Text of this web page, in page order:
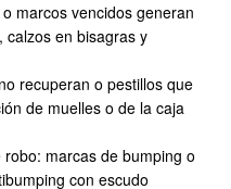
marcos vencidos generan
calzos en bisagras y
recuperan o pestillos que
de muelles o de la caja
marcas de bumping o
con escudo